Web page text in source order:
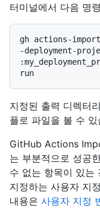
터미널에서 다음 명
gh actions-
-deployment-
지정된 출력 디렉터
플로 파일을 볼 수 있
GitHub Actions
는 부분적으로 성공
수 없는 항목이 있는
지정하는 사용자 지
내용은 사용자 지정